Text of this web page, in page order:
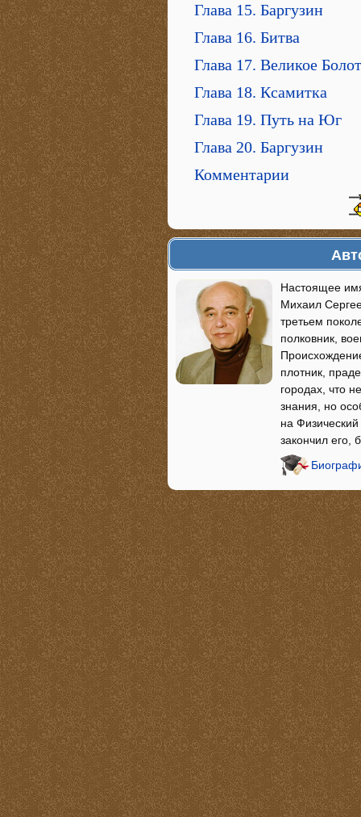
Глава 15. Баргузин
Глава 16. Битва
Глава 17. Великое
Глава 18. Ксамитка
Глава 19. Путь на Юг
Глава 20. Баргузин
Комментарии
Настоящее
Михаил
третьем
полковник,
плотник,
городах, что
знания, но
на Физический
закончил его,